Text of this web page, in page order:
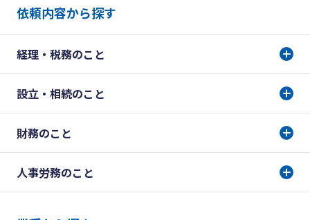
依頼内容から探す
経理・税務のこと
設立・相続のこと
財務のこと
人事労務のこと